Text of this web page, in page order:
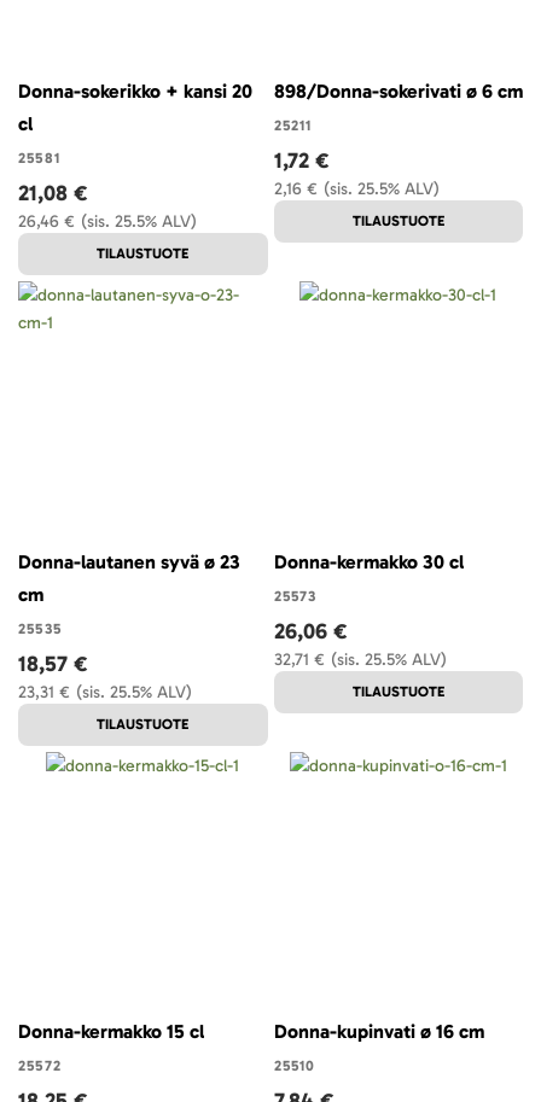
Donna-sokerikko + kansi 20
cl
25581
(sis. 25.5% ALV)
26,46 €
21,08 €
TILAUSTUOTE
898/Donna-sokerivati ø 6 cm
25211
(sis. 25.5% ALV)
2,16 €
1,72 €
TILAUSTUOTE
Donna-lautanen syvä ø 23
cm
25535
(sis. 25.5% ALV)
23,31 €
18,57 €
TILAUSTUOTE
Donna-kermakko 30 cl
25573
(sis. 25.5% ALV)
32,71 €
26,06 €
TILAUSTUOTE
Donna-kermakko 15 cl
25572
Donna-kupinvati ø 16 cm
25510